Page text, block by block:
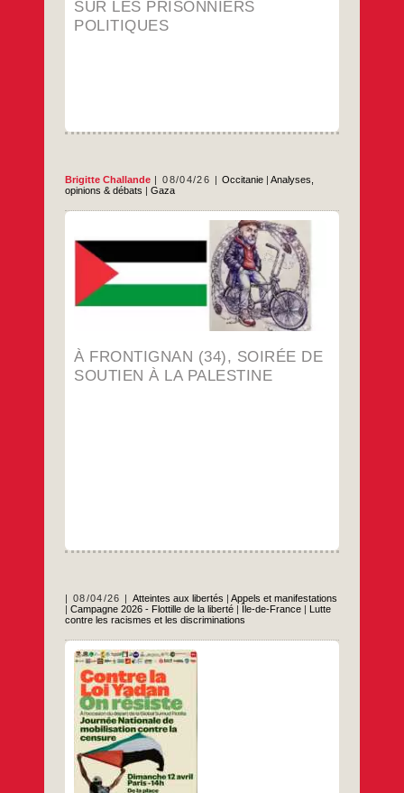
SUR LES PRISONNIERS
POLITIQUES
Brigitte Challande 08/04/26 Occitanie |Analyses,
opinions & débats |Gaza
À FRONTIGNAN (34), SOIRÉE DE
SOUTIEN À LA PALESTINE
avec Brigitte Challande qui fera le point sur
la situation à Gaza. Programme complet
avril 2026 de la Grève-CIBT
08/04/26 Atteintes aux libertés | Appels et manifestations
|Campagne 2026 - Flottille de la liberté | Île-de-France | Lutte
contre les racismes et les discriminations
Le dimanche 12 avril à 14hDe la place
Valhubert à la place de la Sorbonne
Communiqué de presse inter-organisations
À l’initiative de plusieurs organisations, nous
appelons à une journée nationale de
mobilisation le 12 avril 2026 pour dénoncer
les atteintes croissantes à la liberté
d’expression et affirmer une solidarité active